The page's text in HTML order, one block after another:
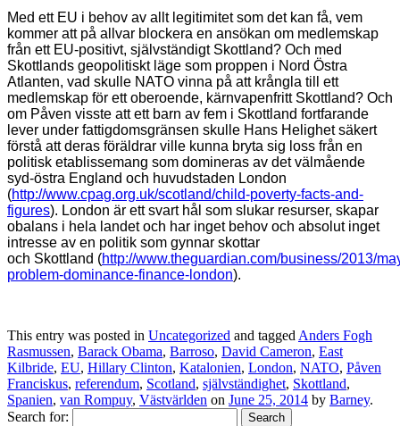
Med ett EU i behov av allt legitimitet som detkan få, vem
kommer att på allvar blockera en ansökan om medlemskap
från ettEU-positivt, självständigtSkottland? Och med
Skottlands geopolitiskt läge som proppen i Nord Östra
Atlanten, vad skulle NATO vinna på att krångla till ett
medlemskap för ett oberoende, kärnvapenfritt Skottland? Och
om Påven visste att ettbarn av fem i Skottland fortfarande
lever under fattigdomsgränsen skulle Hans Helighetsäkert
förstå att deras föräldrar vill e kunna bryta sig loss från en
politisk etablissemang som domineras av detvälmående
syd-östra England och huvudstaden London
(http://www.cpag.org.uk/scotland/child-poverty-facts-and-
figures). London är ettsvart hål som slukar resurser, skapar
obalans i hela landet och har inget behov och absolut inget
intresse av en politik som gynnar skottar
och Skottland (http://www.theguardian.com/business/2013/
problem-dominance-finance-london).
This entry was posted in Uncategorized and tagged Anders Fogh
Rasmussen, Barack Obama, Barroso, David Cameron, East
Kilbride, EU, Hillary Clinton, Katalonien, London, NATO, Påven
Franciskus, referendum, Scotland, självständighet, Skottland,
Spanien, van Rompuy, Västvärlden on June 25, 2014 by Barney.
Search for: